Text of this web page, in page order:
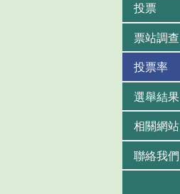
投票
票站調查
投票率
選舉結果
相關網站
聯絡我們